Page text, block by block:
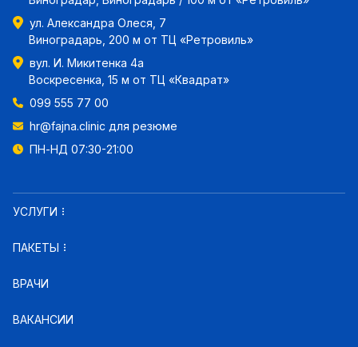
ул. Александра Олеся, 7
Виноградарь, 200 м от ТЦ «Ретровиль»
вул. И. Микитенка 4а
Воскресенка, 15 м от ТЦ «Квадрат»
099 555 77 00
hr@fajna.clinic для резюме
ПН-НД 07:30-21:00
УСЛУГИ
ПАКЕТЫ
ВРАЧИ
ВАКАНСИИ